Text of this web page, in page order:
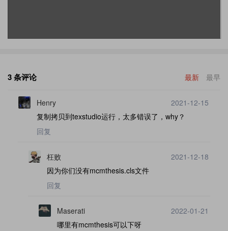
3 条评论 最新 最早
Henry
2021-12-15
复制拷贝到texstudio运行，太多错误了，why？
回复
枉败
2021-12-18
因为你们没有mcmthesis.cls文件
回复
Maserati
2022-01-21
哪里有mcmthesis可以下呀